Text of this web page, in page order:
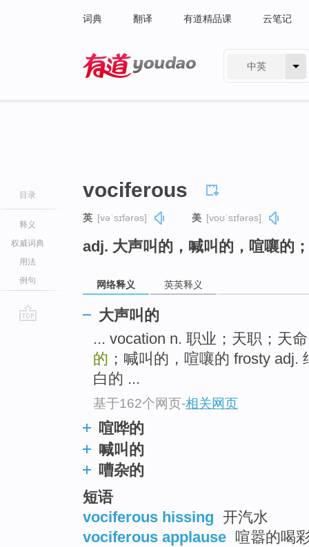
词典 翻译 有道精品课 云笔记
中英
目录
释义
权威词典
用法
例句
vociferous
英 [vəˈsɪfərəs] 美 [voʊˈsɪfərəs]
adj. 大声叫的，喊叫的，喧嚷的
网络释义 英英释义
大声叫的
... vocation n. 职业；天职；天
的 ；喊叫的，喧嚷的 frosty
白的 ...
基于162个网页-相关网页
喧哗的
喊叫的
嘈杂的
短语
vociferous hissing 开汽水
vociferous applause 喧嚣的喝